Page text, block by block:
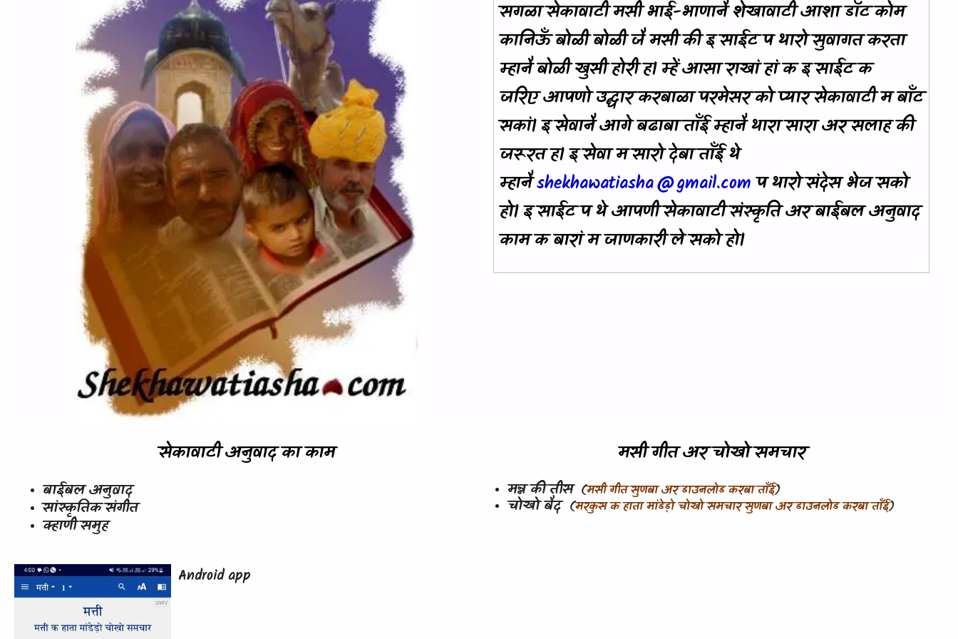
सगळा सेकावाटी मसी भाई-भाणानै शेखावाटी आशा डॉट कोम
कानिऊँ बोळी बोळी जै मसी की इ साईट प थारो सुवागत करता
म्हानै बोळी खुसी होरी ह। म्हें आसा राखां हां क इ साईट क
जरिए आपणो उद्धार करबाळा परमेसर को प्यार सेकावाटी म बाँट
सकां। इ सेवानै आगे बढाबा ताँई म्हानै थारा सारा अर सलाह की
जरूरत ह। इ सेवा म सारो देबा ताँई थे
म्हानैshekhawatiasha@gmail.com प थारो संदेस भेज सको
हो। इ साईट प थे आपणी सेकावाटी संस्कृति अर बाईबल अनुवाद
काम क बारां म जाणकारी ले सको हो।
सेकावाटी अनुवाद का काम
बाईबल अनुवाद
सांस्कृतिक संगीत
क्हाणी समुह
Android app
मसी गीत अर चोखो समचार
मन्न की तीस (मसी गीत सुणबा अर डाउनलोड करबा ताँई)
चोखो बैद (मरकुस क हाता मांडेड़ो चोखो समचार सुणबा अर डाउनलोड करबा ताँई)